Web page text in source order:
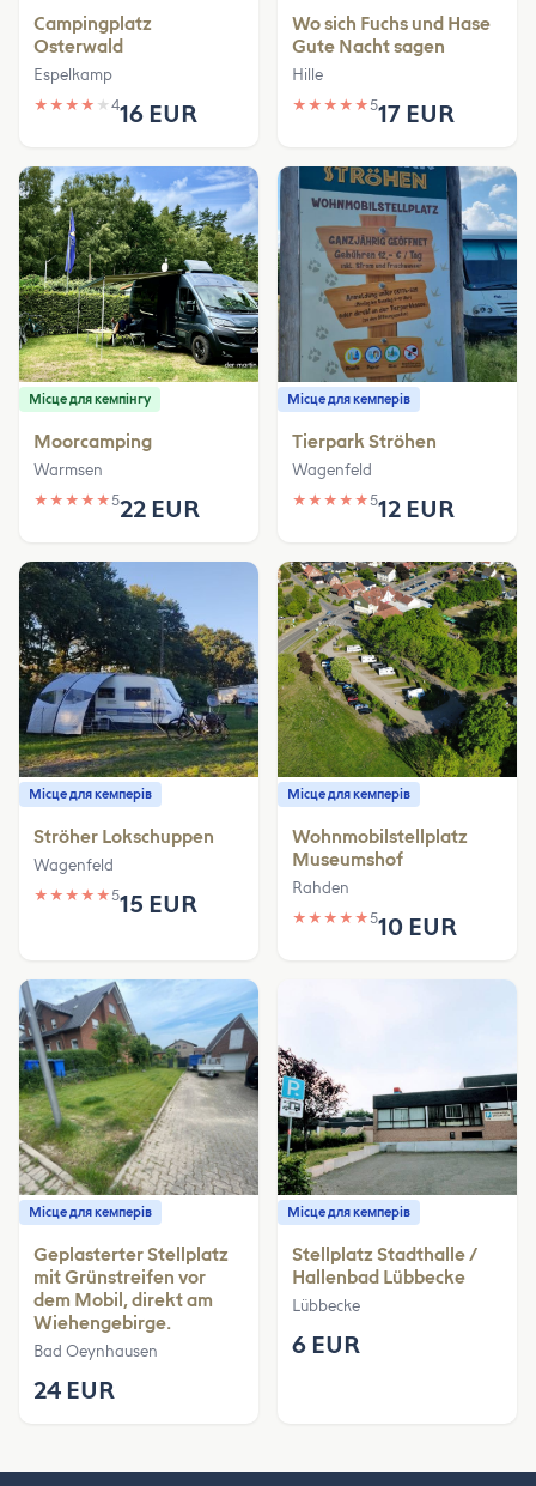
Campingplatz
Osterwald
Espelkamp
★ ★ ★ ★ ★ 416 EUR
Wo sich Fuchs und Hase
Gute Nacht sagen
Hille
★ ★ ★ ★ ★517 EUR
Місце для кемпінгу
Moorcamping
Warmsen
★ ★ ★ ★ ★522 EUR
Місце для кемперів
Tierpark Ströhen
Wagenfeld
★ ★ ★ ★ ★512 EUR
Місце для кемперів
Ströher Lokschuppen
Wagenfeld
★ ★ ★ ★ ★515 EUR
Місце для кемперів
Wohnmobilstellplatz
Museumshof
Rahden
★ ★ ★ ★ ★510 EUR
Місце для кемперів
Geplasterter Stellplatz
mit Grünstreifen vor
dem Mobil, direkt am
Wiehengebirge.
Bad Oeynhausen
24 EUR
Місце для кемперів
Stellplatz Stadthalle /
Hallenbad Lübbecke
Lübbecke
6 EUR